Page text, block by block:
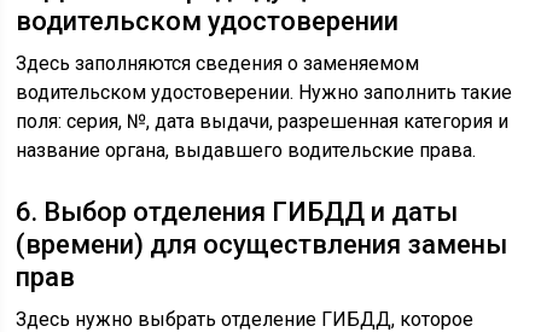
водительском удостоверении
Здесь заполняются сведения о заменяемом
водительском удостоверении. Нужно заполнить такие
поля: серия, №, дата выдачи, разрешенная категория и
название органа, выдавшего водительские права.
6. Выбор отделения ГИБДД и даты
(времени) для осуществления замены
прав
Здесь нужно выбрать отделение ГИБДД, которое